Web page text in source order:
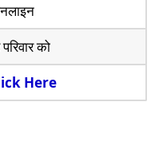
को
Here